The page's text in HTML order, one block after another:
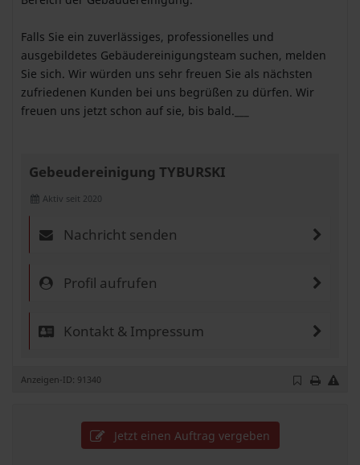
Falls Sie ein zuverlässiges, professionelles und
ausgebildetes Gebäudereinigungsteam suchen, melden
Sie sich. Wir würden uns sehr freuen Sie als nächsten
zufriedenen Kunden bei uns begrüßen zu dürfen. Wir
freuen uns jetzt schon auf sie, bis bald.___
Gebeudereinigung TYBURSKI
Aktiv seit 2020
Nachricht senden
Profil aufrufen
Kontakt & Impressum
Anzeigen-ID: 91340
Jetzt einen Auftrag vergeben